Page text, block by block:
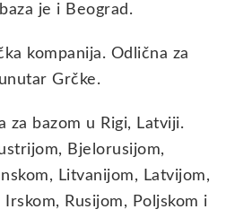
je i Beograd.
kompanija. Odlična za
Grčke.
za bazom u Rigi, Latviji.
Bjelorusijom,
Litvanijom, Latvijom,
Irskom, Rusijom, Poljskom i